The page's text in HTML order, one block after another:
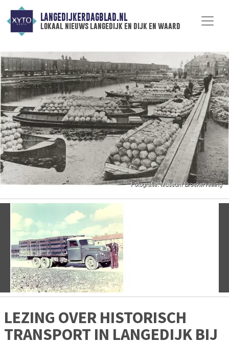
LANGEDIJKERDAGBLAD.NL
lokaal nieuws langedijk en dijk en waard
Vorige
LEZING OVER HISTORISCH
TRANSPORT IN LANGEDIJK BIJ